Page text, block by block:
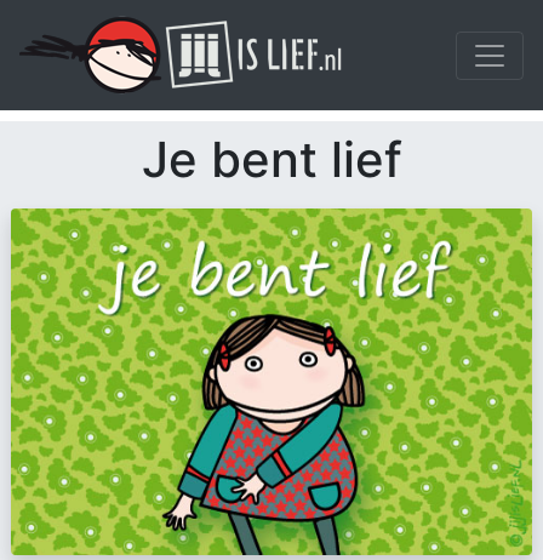
Je bent lief